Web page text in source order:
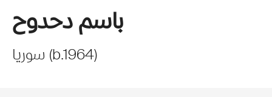
باسم دحدوح
سوريا (b.1964)